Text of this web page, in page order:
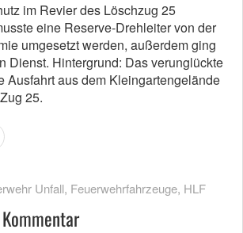
im Revier des Löschzug 25
eine Reserve-Drehleiter von der
umgesetzt werden, außerdem ging
Dienst. Hintergrund: Das verunglückte
Ausfahrt aus dem Kleingartengelände
25.
Unfall, Feuerwehrfahrzeuge, HLF